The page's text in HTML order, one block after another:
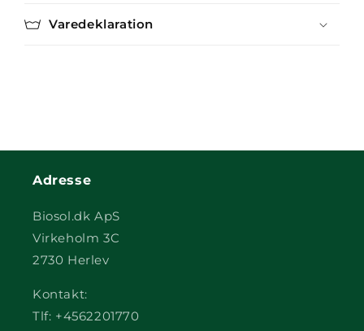
Varedeklaration
Adresse
Biosol.dk ApS
Virkeholm 3C
2730 Herlev
Kontakt:
Tlf: +4562201770